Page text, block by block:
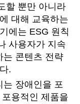
할 뿐만 아니라
대해 교육하는
에는 ESG 원칙
사용자가 지속
는 콘텐츠 전략
.
는 장애인을 포
용적인 제품을